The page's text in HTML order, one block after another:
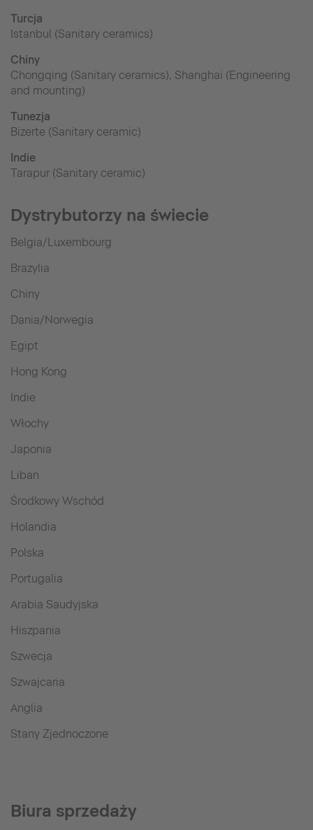
Turcja
Istanbul (Sanitary ceramics)
Chiny
Chongqing (Sanitary ceramics), Shanghai (Engineering
and mounting)
Tunezja
Bizerte (Sanitary ceramic)
Indie
Tarapur (Sanitary ceramic)
Dystrybutorzy na świecie
Belgia/Luxembourg
Brazylia
Chiny
Dania/Norwegia
Egipt
Hong Kong
Indie
Włochy
Japonia
Liban
Środkowy Wschód
Holandia
Polska
Portugalia
Arabia Saudyjska
Hiszpania
Szwecja
Szwajcaria
Anglia
Stany Zjednoczone
Biura sprzedaży